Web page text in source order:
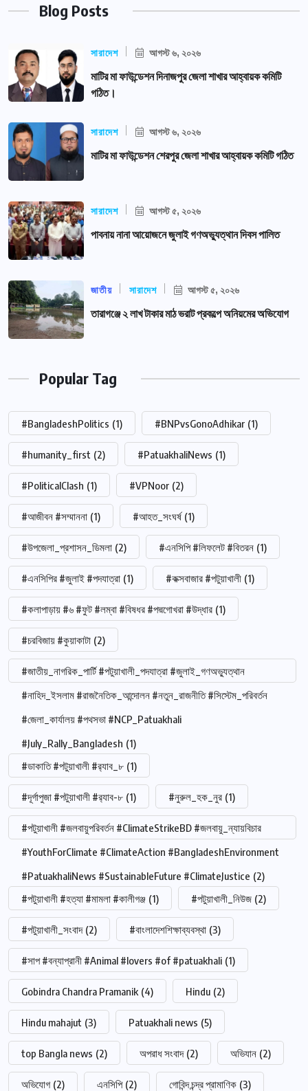
Blog Posts
সারাদেশ আগস্ট ৬, ২০২৬
মাটির মা ফাউন্ডেশন দিনাজপুর জেলা শাখার আহ্বায়ক কমিটি
গঠিত।
সারাদেশ আগস্ট ৬, ২০২৬
মাটির মা ফাউন্ডেশন শেরপুর জেলা শাখার আহ্বায়ক কমিটি গঠিত
সারাদেশ আগস্ট ৫, ২০২৬
পাবনায় নানা আয়োজনে জুলাই গণঅভ্যুত্থান দিবস পালিত
জাতীয় সারাদেশ আগস্ট ৫, ২০২৬
তারাগঞ্জে ২ লাখ টাকার মাঠ ভরাট প্রকল্পে অনিয়মের অভিযোগ
Popular Tag
#BangladeshPolitics (1) #BNPvsGonoAdhikar (1)
#humanity_first (2) #PatuakhaliNews (1)
#PoliticalClash (1) #VPNoor (2)
#আজীবন #সম্মাননা (1) #আহত_সংঘর্ষ (1)
#উপজেলা_প্রশাসন_ডিমলা (2) #এনসিপি #লিফলেট #বিতরন (1)
#এনসিপির #জুলাই #পদযাত্রা (1) #কক্সবাজার #পটুয়াখালী (1)
#কলাপাড়ায় #৬ #ফুট #লম্বা #বিষধর #পদ্মগোখরা #উদ্ধার (1)
#চরবিজায় #কুয়াকাটা (2)
#জাতীয়_নাগরিক_পার্টি #পটুয়াখালী_পদযাত্রা #জুলাই_গণঅভ্যুত্থান
#নাহিদ_ইসলাম #রাজনৈতিক_আন্দোলন #নতুন_রাজনীতি #সিস্টেম_পরিবর্তন
#জেলা_কার্যালয় #পথসভা #NCP_Patuakhali
#July_Rally_Bangladesh (1)
#ডাকাতি #পটুয়াখালী #র‍্যাব_৮ (1)
#দূর্গাপুজা #পটুয়াখালী #র‍্যাব-৮ (1) #নুরুল_হক_নুর (1)
#পটুয়াখালী #জলবায়ুপরিবর্তন #ClimateStrikeBD #জলবায়ু_ন্যায়বিচার
#YouthForClimate #ClimateAction #BangladeshEnvironment
#PatuakhaliNews #SustainableFuture #ClimateJustice (2)
#পটুয়াখালী #হত্যা #মামলা #কালীগঞ্জ (1) #পটুয়াখালী_নিউজ (2)
#পটুয়াখালী_সংবাদ (2) #বাংলাদেশশিক্ষাব্যবস্থা (3)
#সাপ #বন্যাপ্রানী #Animal #lovers #of #patuakhali (1)
Gobindra Chandra Pramanik (4) Hindu (2)
Hindu mahajut (3) Patuakhali news (5)
top Bangla news (2) অপরাধ সংবাদ (2) অভিযান (2)
অভিযোগ (2) এনসিপি (2) গোবিন্দ চন্দ্র প্রামাণিক (3)